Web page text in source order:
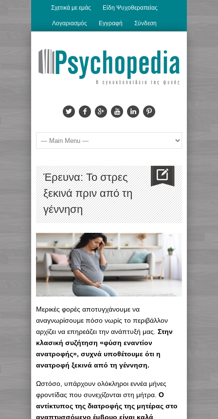
Σχετικά με εμάς Είδη Ψυχοθεραπείας
Λογαριασμός Εγγραφή Σύνδεση
Έρευνα: Το στρες
ξεκινά πριν από τη
γέννηση
Μερικές φορές αποτυγχάνουμε να
αναγνωρίσουμε πόσο νωρίς το περιβάλλον
αρχίζει να επηρεάζει την ανάπτυξή μας. Στην
κλασική συζήτηση «φύση εναντίον
ανατροφής», συχνά υποθέτουμε ότι η
ανατροφή ξεκινά από τη γέννηση.
Ωστόσο, υπάρχουν ολόκληροι εννέα μήνες
φροντίδας που συνεχίζονται στη μήτρα. Ο
αντίκτυπος της διατροφής της μητέρας στο
αναπτυσσόμενο έμβρυο είναι καλά